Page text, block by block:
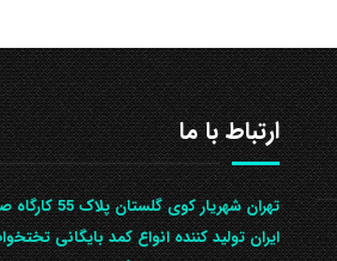
ارتباط با ما
تهران شهریار
ایران تولید کننده انواع کمد بایگانی